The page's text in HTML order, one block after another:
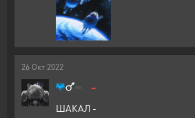
26 Окт 2022
-
ШАКАЛ -